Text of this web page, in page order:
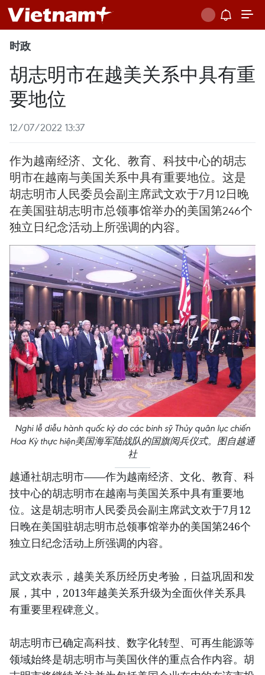
时政
胡志明市在越美关系中具有重
要地位
12/07/2022 13:37
作为越南经济、文化、教育、科技中心的胡志
明市在越南与美国关系中具有重要地位。这是
胡志明市人民委员会副主席武文欢于7月12日晚
在美国驻胡志明市总领事馆举办的美国第246个
独立日纪念活动上所强调的内容。
Nghi lễ diễu hành quốc kỳ do các binh sỹ Thủy quân lục chiến
Hoa Kỳ thực hiện美国海军陆战队的国旗阅兵仪式。图自越通
社
越通社胡志明市——作为越南经济、文化、教育、科
技中心的胡志明市在越南与美国关系中具有重要地
位。这是胡志明市人民委员会副主席武文欢于7月12
日晚在美国驻胡志明市总领事馆举办的美国第246个
独立日纪念活动上所强调的内容。
武文欢表示，越美关系历经历史考验，日益巩固和发
展，其中，2013年越美关系升级为全面伙伴关系具
有重要里程碑意义。
胡志明市已确定高科技、数字化转型、可再生能源等
领域始终是胡志明市与美国伙伴的重点合作内容。胡